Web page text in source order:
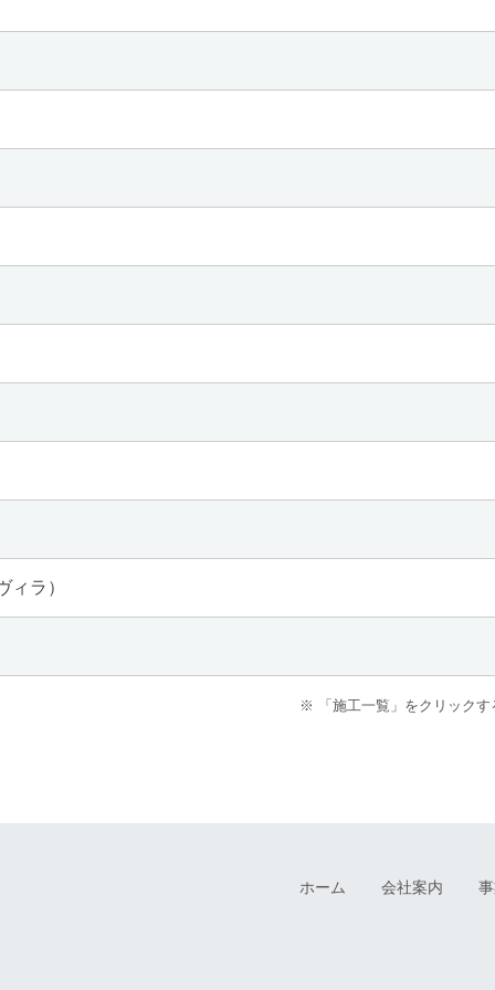
ィラ）
※ 「施工一覧」をクリックす
ホーム 会社案内